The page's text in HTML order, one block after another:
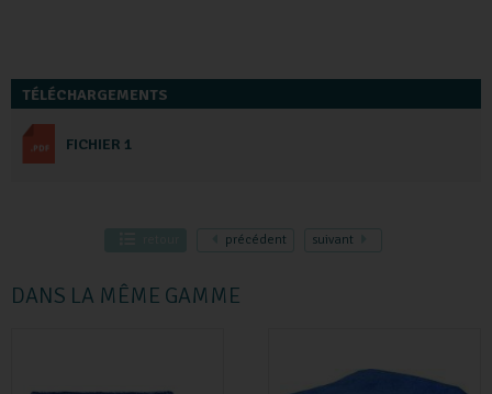
TÉLÉCHARGEMENTS
FICHIER 1
précédent suivant
DANS LA MÊME GAMME